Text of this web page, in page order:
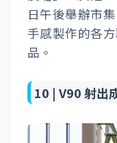
日午後舉辦市
手感製作的各
品。
10 |V90 射出